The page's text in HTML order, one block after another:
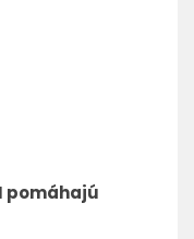
pomáhajú